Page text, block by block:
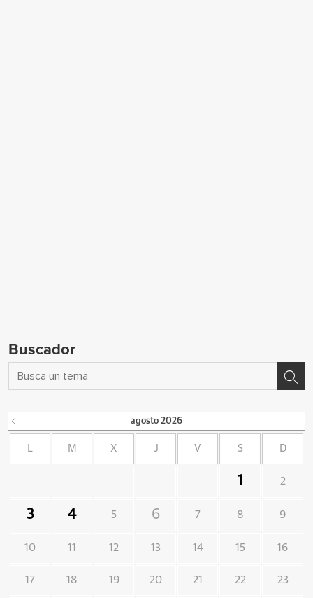
Buscador
agosto 2026
L M X J V S D
1 2
3 4 5 6 7 8 9
10 11 12 13 14 15 16
17 18 19 20 21 22 23